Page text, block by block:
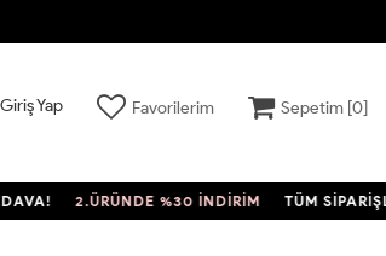
Giriş Yap Favorilerim Sepetim [0]
2.ÜRÜNDE %30 İNDİRİM TÜM